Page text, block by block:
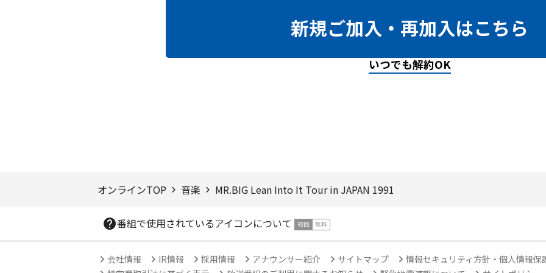
新規ご加入・再加入はこちら
いつでも解約OK
オンラインTOP 音楽 MR.BIG Lean Into It Tour in JAPAN 1991
番組で使用されているアイコンについて
会社情報 IR情報 採用情報 アナウンサー紹介 サイトマップ 情報セキュリティ方針・個人情報保